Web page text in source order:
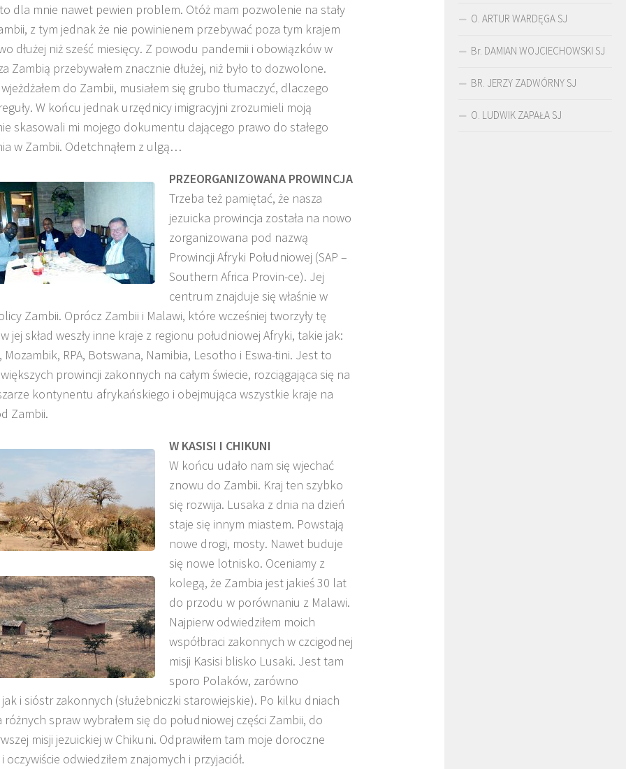
dla mnie nawet pewien problem. Otóż mam pozwolenie na stały
z tym jednak że nie powinienem przebywać poza tym krajem
dłużej niż sześć miesięcy. Z powodu pandemii i obowiązków w
Zambią przebywałem znacznie dłużej, niż było to dozwolone.
do Zambii, musiałem się grubo tłumaczyć, dlaczego
reguły. W końcu jednak urzędnicy imigracyjni zrozumieli moją
skasowali mi mojego dokumentu dającego prawo do stałego
w Zambii. Odetchnąłem z ulgą…
PRZEORGANIZOWANA PROWINCJA
Trzeba też pamiętać, że nasza
jezuicka prowincja została na nowo
zorganizowana pod nazwą
Prowincji Afryki Południowej (SAP –
Southern Africa Provin-ce). Jej
centrum znajduje się właśnie w
Zambii. Oprócz Zambii i Malawi, które wcześniej tworzyły tę
jej skład weszły inne kraje z regionu południowej Afryki, takie jak:
Mozambik, RPA, Botswana, Namibia, Lesotho i Eswa-tini. Jest to
prowincji zakonnych na całym świecie, rozciągająca się na
kontynentu afrykańskiego i obejmująca wszystkie kraje na
Zambii.
W KASISI I CHIKUNI
W końcu udało nam się wjechać
znowu do Zambii. Kraj ten szybko
się rozwija. Lusaka z dnia na dzień
staje się innym miastem. Powstają
nowe drogi, mosty. Nawet buduje
się nowe lotnisko. Oceniamy z
kolegą, że Zambia jest jakieś 30 lat
do przodu w porównaniu z Malawi.
Najpierw odwiedziłem moich
współbraci zakonnych w czcigodnej
misji Kasisi blisko Lusaki. Jest tam
sporo Polaków, zarówno
jak i sióstr zakonnych (służebniczki starowiejskie). Po kilku dniach
różnych spraw wybrałem się do południowej części Zambii, do
misji jezuickiej w Chikuni. Odprawiłem tam moje doroczne
oczywiście odwiedziłem znajomych i przyjaciół.
SJ
O. ARTUR WARDĘGA SJ
Br. DAMIAN WOJCIECHOWSKI SJ
BR. JERZY ZADWÓRNY SJ
O. LUDWIK ZAPAŁA SJ